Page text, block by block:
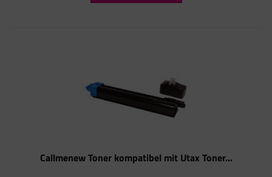
Callmenew Toner kompatibel mit Utax Toner...